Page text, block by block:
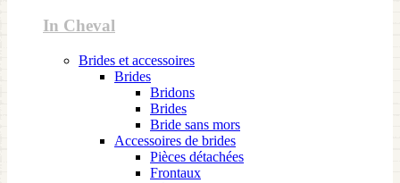
In Cheval
Brides et accessoires
Brides
Bridons
Brides
Bride sans mors
Accessoires de brides
Pièces détachées
Frontaux